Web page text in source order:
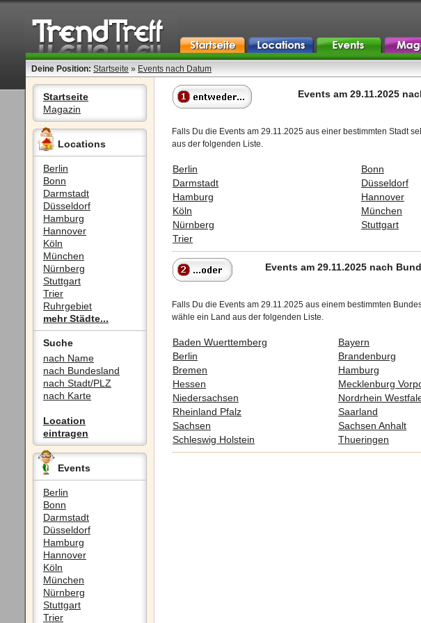
Deine Position: Startseite » Events nach Datum
Startseite
Magazin
Locations
Berlin
Bonn
Darmstadt
Düsseldorf
Hamburg
Hannover
Köln
München
Nürnberg
Stuttgart
Trier
Ruhrgebiet
mehr Städte...
Suche
nach Name
nach Bundesland
nach Stadt/PLZ
nach Karte
Location
eintragen
Events
Berlin
Bonn
Darmstadt
Düsseldorf
Hamburg
Hannover
Köln
München
Nürnberg
Stuttgart
Trier
Events am 29.11.2025
Falls Du die Events am 29.11.2025 aus einer bestimmten Stadt
aus der folgenden Liste.
Berlin
Bonn
Darmstadt
Düsseldorf
Hamburg
Hannover
Köln
München
Nürnberg
Stuttgart
Trier
Events am 29.11.2025 nach
Falls Du die Events am 29.11.2025 aus einem bestimmten
wähle ein Land aus der folgenden Liste.
Baden Wuerttemberg
Bayern
Berlin
Brandenburg
Bremen
Hamburg
Hessen
Mecklenburg
Niedersachsen
Nordrhein
Rheinland Pfalz
Saarland
Sachsen
Sachsen Anhalt
Schleswig Holstein
Thueringen